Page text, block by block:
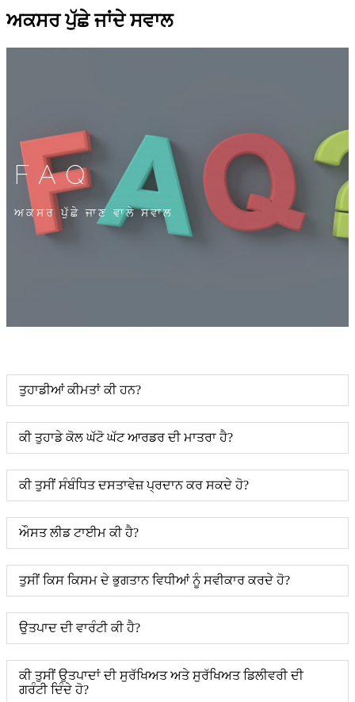
ਅਕਸਰ ਪੁੱਛੇ ਜਾਂਦੇ ਸਵਾਲ
FAQ
ਅਕਸਰ ਪੁੱਛੇ ਜਾਣ ਵਾਲੇ ਸਵਾਲ
ਤੁਹਾਡੀਆਂ ਕੀਮਤਾਂ ਕੀ ਹਨ?
ਕੀ ਤੁਹਾਡੇ ਕੋਲ ਘੱਟੋ ਘੱਟ ਆਰਡਰ ਦੀ ਮਾਤਰਾ ਹੈ?
ਕੀ ਤੁਸੀਂ ਸੰਬੰਧਿਤ ਦਸਤਾਵੇਜ਼ ਪ੍ਰਦਾਨ ਕਰ ਸਕਦੇ ਹੋ?
ਔਸਤ ਲੀਡ ਟਾਈਮ ਕੀ ਹੈ?
ਤੁਸੀਂ ਕਿਸ ਕਿਸਮ ਦੇ ਭੁਗਤਾਨ ਵਿਧੀਆਂ ਨੂੰ ਸਵੀਕਾਰ ਕਰਦੇ ਹੋ?
ਉਤਪਾਦ ਦੀ ਵਾਰੰਟੀ ਕੀ ਹੈ?
ਕੀ ਤੁਸੀਂ ਉਤਪਾਦਾਂ ਦੀ ਸੁਰੱਖਿਅਤ ਅਤੇ ਸੁਰੱਖਿਅਤ ਡਿਲੀਵਰੀ ਦੀ
ਗਰੰਟੀ ਦਿੰਦੇ ਹੋ?